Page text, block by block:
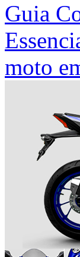
Guia
moto